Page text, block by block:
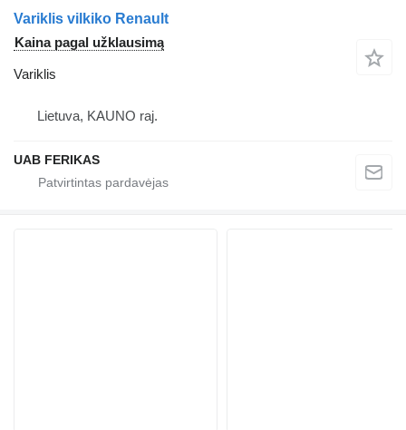
Variklis vilkiko Renault
Kaina pagal užklausimą
Variklis
Lietuva, KAUNO raj.
UAB FERIKAS